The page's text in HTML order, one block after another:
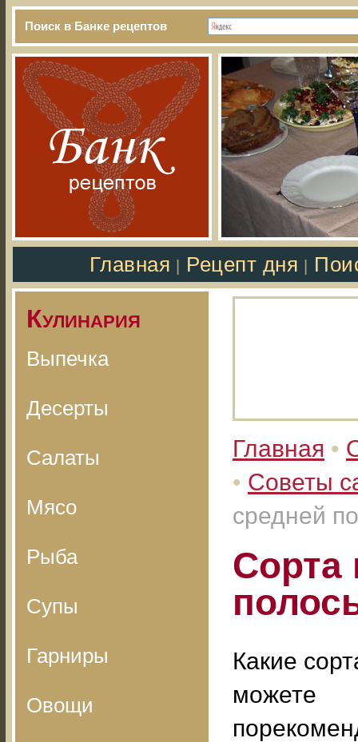
Поиск в Банке рецептов
Главная Рецепт дня
Кулинария
Выпечка
Десерты
Салаты
Мясо
Рыба
Супы
Гарниры
Овощи
Главная •
• Советы
средней
Сорта
Какие
можете